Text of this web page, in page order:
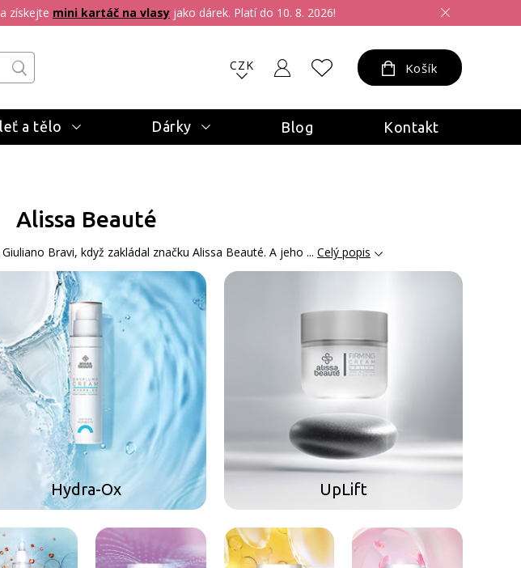
získejte mini kartáč na vlasy jako dárek. Platí do 10. 8. 2026!
CZK Košík
a tělo Dárky Blog Kontakt
Alissa Beauté
Bravi, když zakládal značku Alissa Beauté. A jeho ... Celý popis
Hydra-Ox UpLift